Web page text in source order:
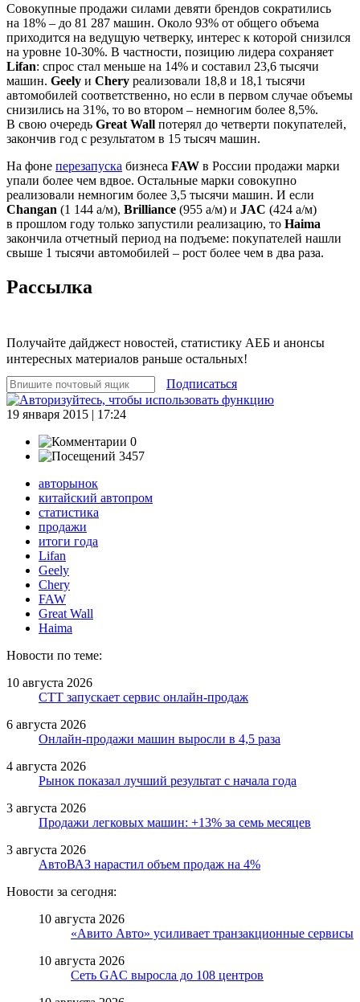
Совокупные продажи силами девяти брендов сократились
на 18% – до 81 287 машин. Около 93% от общего объема
приходится на ведущую четверку, интерес к которой снизился
на уровне 10-30%. В частности, позицию лидера сохраняет
Lifan: спрос стал меньше на 14% и составил 23,6 тысячи
машин. Geely и Chery реализовали 18,8 и 18,1 тысячи
автомобилей соответственно, но если в первом случае объемы
снизились на 31%, то во втором – немногим более 8,5%.
В свою очередь Great Wall потерял до четверти покупателей,
закончив год с результатом в 15 тысяч машин.
На фоне перезапуска бизнеса FAW в России продажи марки
упали более чем вдвое. Остальные марки совокупно
реализовали немногим более 3,5 тысячи машин. И если
Changan (1 144 а/м), Brilliance (955 а/м) и JAC (424 а/м)
в прошлом году только запустили реализацию, то Haima
закончила отчетный период на подъеме: покупателей нашли
свыше 1 тысячи автомобилей – рост более чем в два раза.
Рассылка
Получайте дайджест новостей, статистику АЕБ и анонсы
интересных материалов раньше остальных!
Подписаться
19 января 2015 | 17:24
0
3457
авторынок
китайский автопром
статистика
продажи
итоги года
Lifan
Geely
Chery
FAW
Great Wall
Haima
Новости по теме:
10 августа 2026
СТТ запускает сервис онлайн-продаж
6 августа 2026
Онлайн-продажи машин выросли в 4,5 раза
4 августа 2026
Рынок показал лучший результат с начала года
3 августа 2026
Продажи легковых машин: +13% за семь месяцев
3 августа 2026
АвтоВАЗ нарастил объем продаж на 4%
Новости за сегодня:
10 августа 2026
«Авито Авто» усиливает транзакционные сервисы
10 августа 2026
Сеть GAC выросла до 108 центров